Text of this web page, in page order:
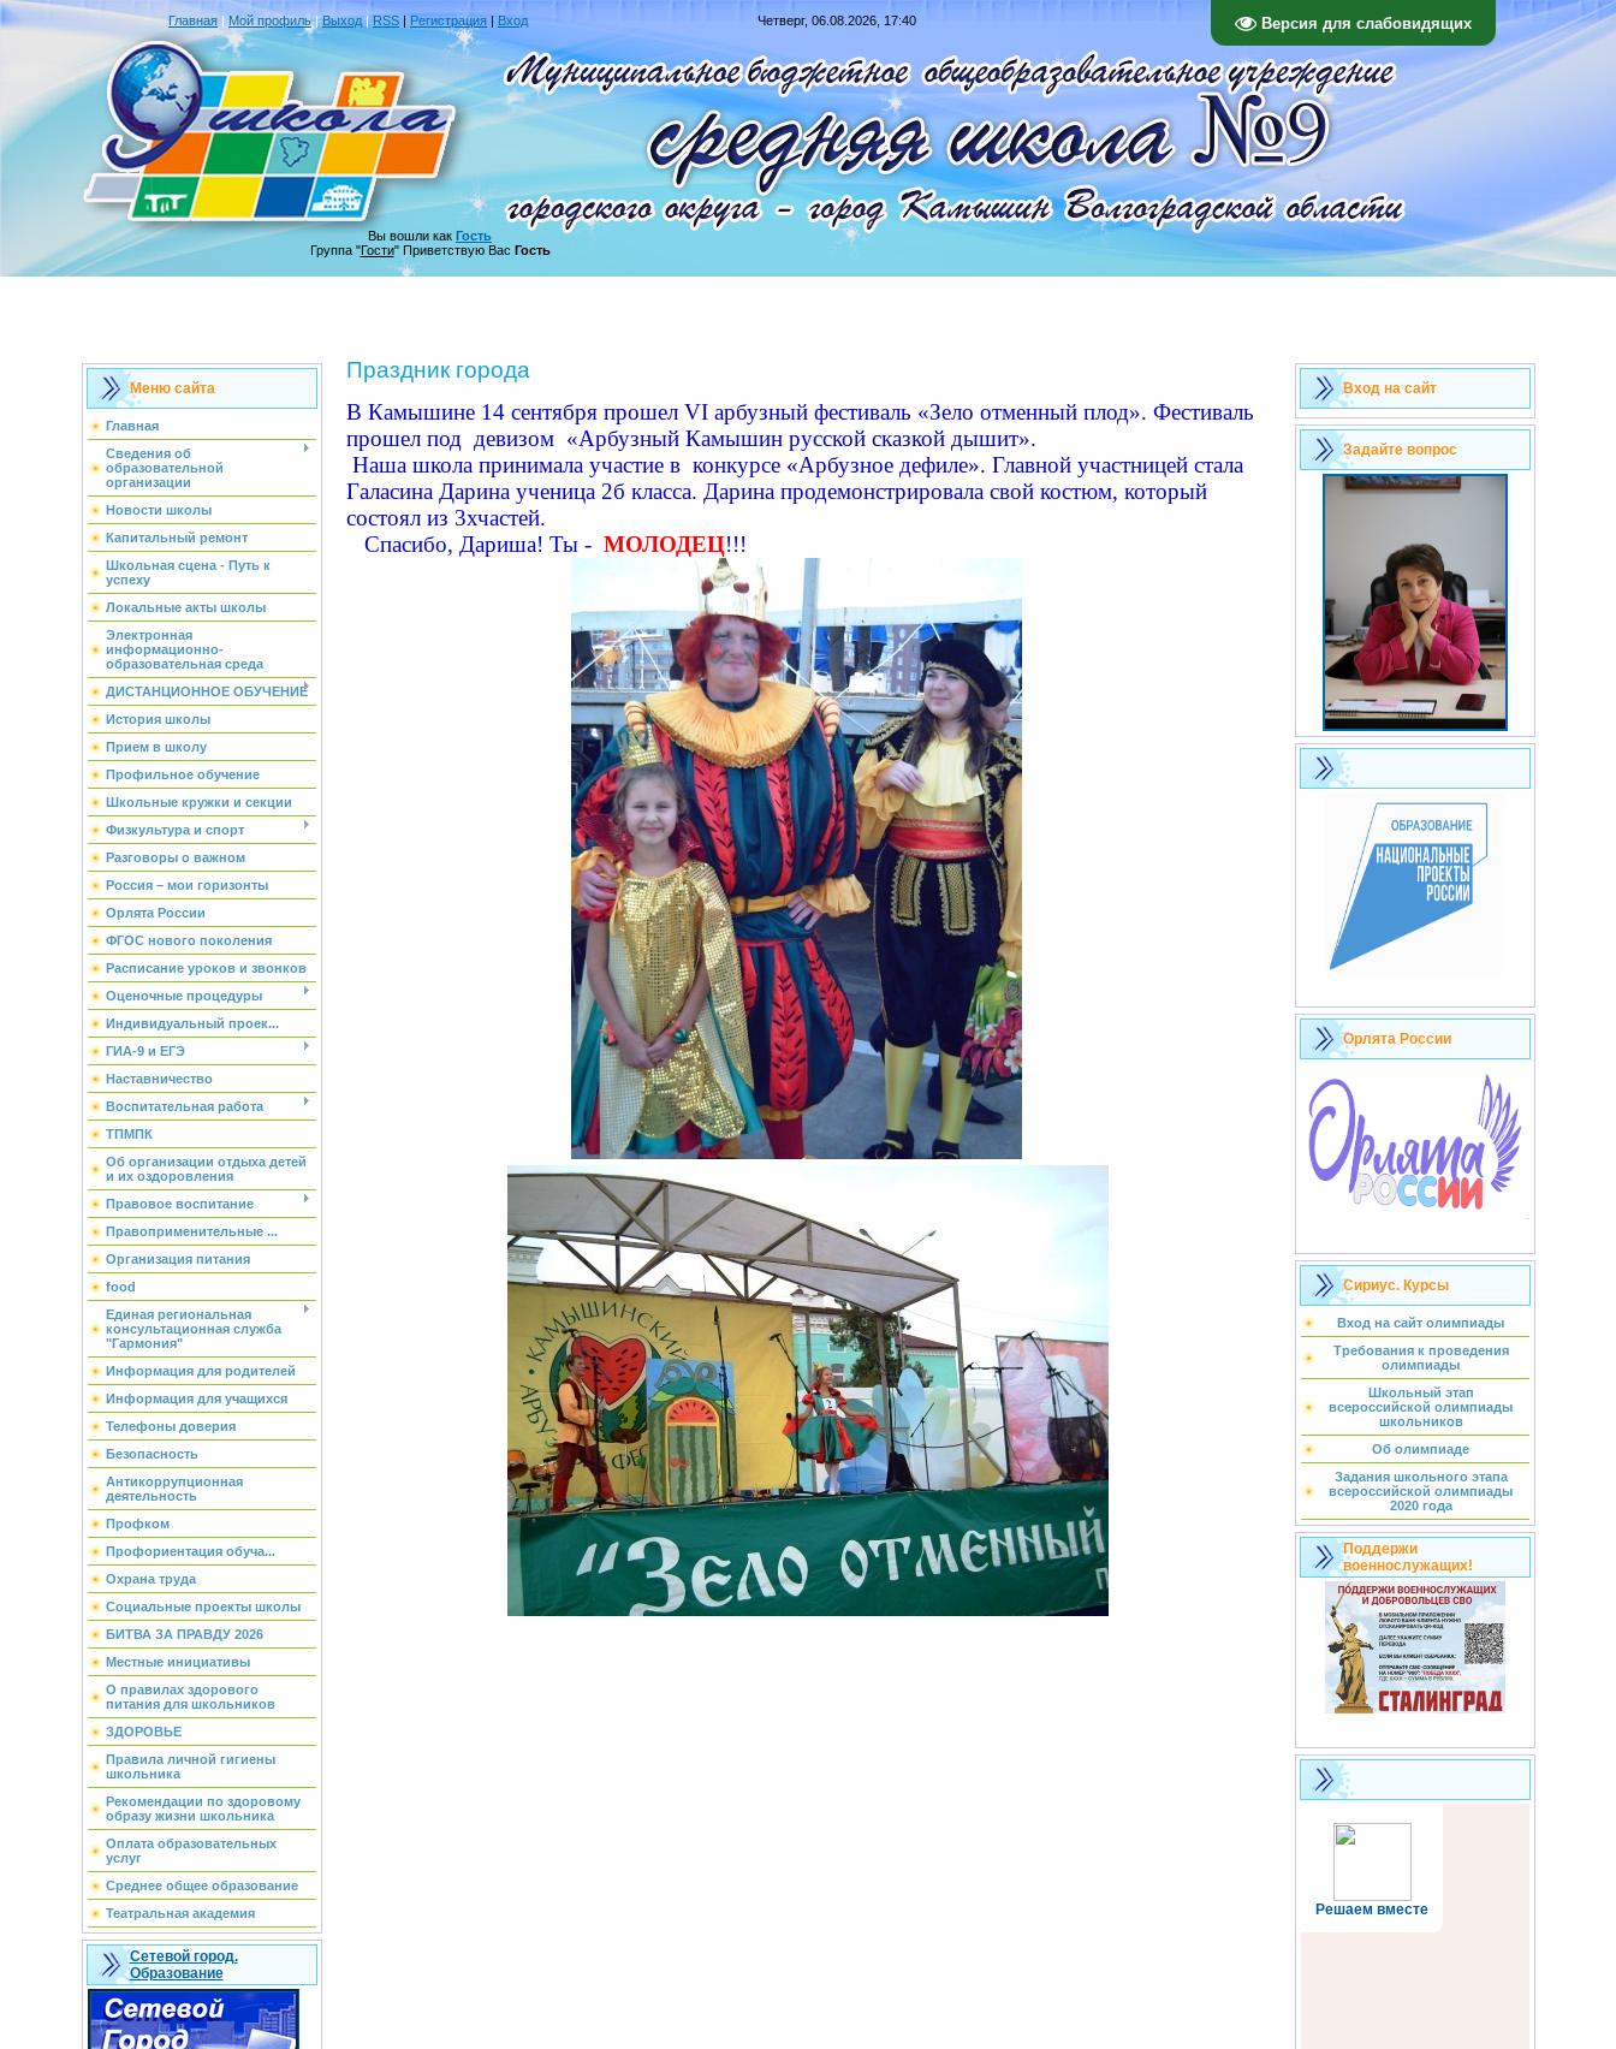
Версия для слабовидящих
Главная | Мой профиль|Выход| RSS| Регистрация | Вход Четверг, 06.08.2026, 17:40
Вы вошли как Гость
Группа "Гости" Приветствую Вас Гость
Меню сайта
Главная
Сведения об
образовательной
организации
Новости школы
Капитальный ремонт
Школьная сцена - Путь к
успеху
Локальные акты школы
Электронная
информационно-
образовательная среда
ДИСТАНЦИОННОЕ ОБУЧЕНИЕ
История школы
Прием в школу
Профильное обучение
Школьные кружки и секции
Физкультура и спорт
Разговоры о важном
Россия – мои горизонты
Орлята России
ФГОС нового поколения
Расписание уроков и звонков
Оценочные процедуры
Индивидуальный проек...
ГИА-9 и ЕГЭ
Наставничество
Воспитательная работа
ТПМПК
Об организации отдыха детей
и их оздоровления
Правовое воспитание
Правоприменительные ...
Организация питания
food
Единая региональная
консультационная служба
"Гармония"
Информация для родителей
Информация для учащихся
Телефоны доверия
Безопасность
Антикоррупционная
деятельность
Профком
Профориентация обуча...
Охрана труда
Социальные проекты школы
БИТВА ЗА ПРАВДУ 2026
Местные инициативы
О правилах здорового
питания для школьников
ЗДОРОВЬЕ
Правила личной гигиены
школьника
Рекомендации по здоровому
образу жизни школьника
Оплата образовательных
услуг
Среднее общее образование
Театральная академия
Сетевой город.
Образование
Праздник города
В Камышине 14 сентября прошел VI арбузный фестиваль «Зело отменный плод». Фестиваль
прошел под девизом «Арбузный Камышин русской сказкой дышит».
Наша школа принимала участие в конкурсе «Арбузное дефиле». Главной участницей стала
Галасина Дарина ученица 2б класса. Дарина продемонстрировала свой костюм, который
состоял из 3хчастей.
Спасибо, Дариша! Ты - МОЛОДЕЦ!!!
Вход на сайт
Задайте вопрос
Орлята России
Сириус. Курсы
Вход на сайт олимпиады
Требования к проведения
олимпиады
Школьный этап
всероссийской олимпиады
школьников
Об олимпиаде
Задания школьного этапа
всероссийской олимпиады
2020 года
Поддержи
военнослужащих!
Решаем вместе